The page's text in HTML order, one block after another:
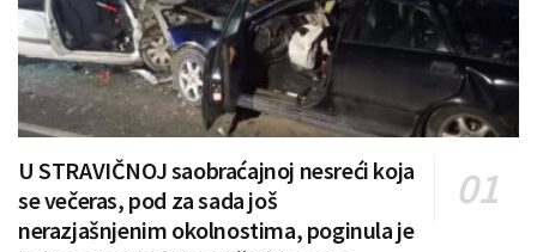
U STRAVIČNOJ saobraćajnoj nesreći koja
se večeras, pod za sada još
nerazjašnjenim okolnostima, poginula je